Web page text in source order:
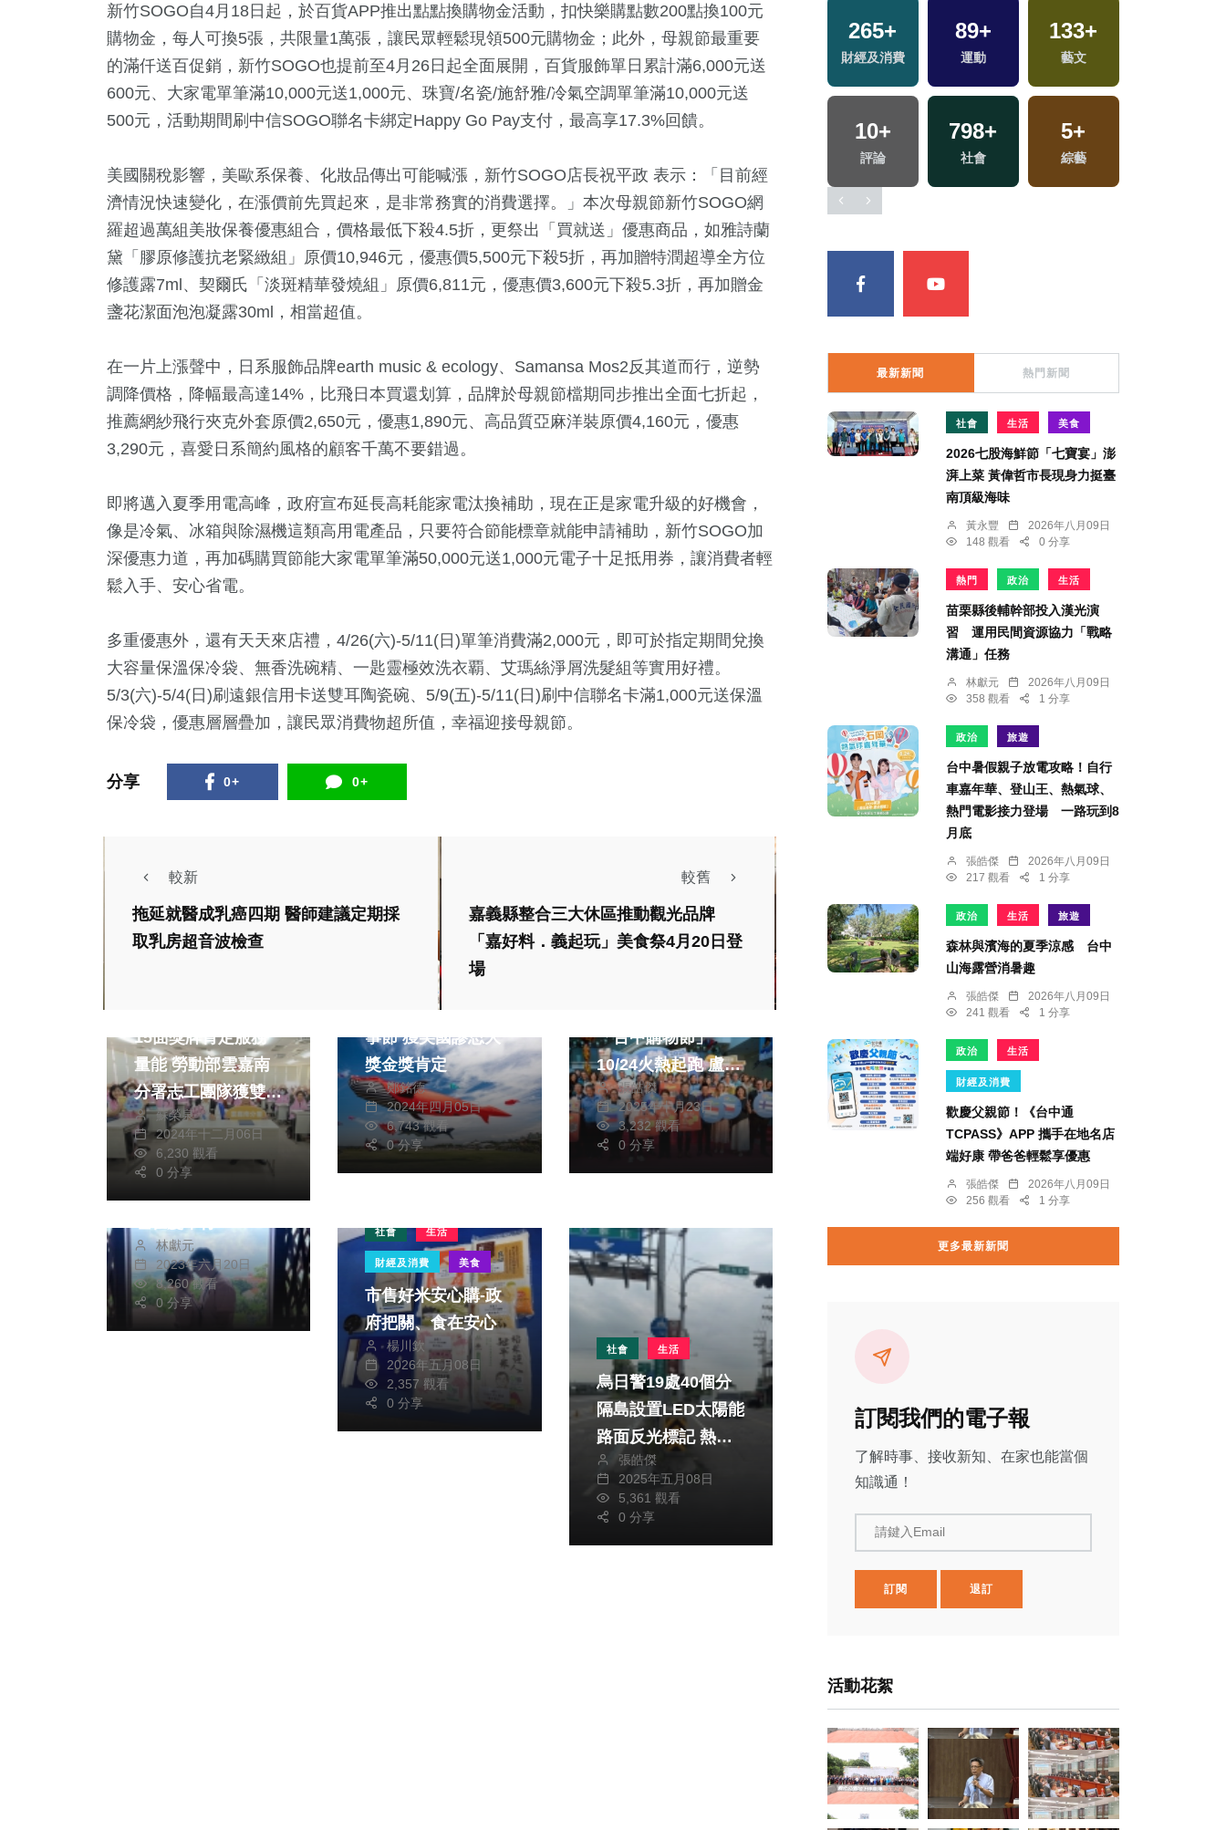
新竹SOGO自4月18日起，於百貨APP推出點點換購物金活動，扣快樂購點數200點換100元
購物金，每人可換5張，共限量1萬張，讓民眾輕鬆現領500元購物金；此外，母親節最重要
的滿仟送百促銷，新竹SOGO也提前至4月26日起全面展開，百貨服飾單日累計滿6,000元送
600元、大家電單筆滿10,000元送1,000元、珠寶/名瓷/施舒雅/冷氣空調單筆滿10,000元送
500元，活動期間刷中信SOGO聯名卡綁定Happy Go Pay支付，最高享17.3%回饋。
美國關稅影響，美歐系保養、化妝品傳出可能喊漲，新竹SOGO店長祝平政 表示：「目前經
濟情況快速變化，在漲價前先買起來，是非常務實的消費選擇。」本次母親節新竹SOGO網
羅超過萬組美妝保養優惠組合，價格最低下殺4.5折，更祭出「買就送」優惠商品，如雅詩蘭
黛「膠原修護抗老緊緻組」原價10,946元，優惠價5,500元下殺5折，再加贈特潤超導全方位
修護露7ml、契爾氏「淡斑精華發燒組」原價6,811元，優惠價3,600元下殺5.3折，再加贈金
盞花潔面泡泡凝露30ml，相當超值。
在一片上漲聲中，日系服飾品牌earth music & ecology、Samansa Mos2反其道而行，逆勢
調降價格，降幅最高達14%，比飛日本買還划算，品牌於母親節檔期同步推出全面七折起，
推薦網紗飛行夾克外套原價2,650元，優惠1,890元、高品質亞麻洋裝原價4,160元，優惠
3,290元，喜愛日系簡約風格的顧客千萬不要錯過。
即將邁入夏季用電高峰，政府宣布延長高耗能家電汰換補助，現在正是家電升級的好機會，
像是冷氣、冰箱與除濕機這類高用電產品，只要符合節能標章就能申請補助，新竹SOGO加
深優惠力道，再加碼購買節能大家電單筆滿50,000元送1,000元電子十足抵用券，讓消費者輕
鬆入手、安心省電。
多重優惠外，還有天天來店禮，4/26(六)-5/11(日)單筆消費滿2,000元，即可於指定期間兌換
大容量保溫保冷袋、無香洗碗精、一匙靈極效洗衣覇、艾瑪絲淨屑洗髮組等實用好禮。
5/3(六)-5/4(日)刷遠銀信用卡送雙耳陶瓷碗、5/9(五)-5/11(日)刷中信聯名卡滿1,000元送保溫
保冷袋，優惠層層疊加，讓民眾消費物超所值，幸福迎接母親節。
分享 0+ 0+
較新
拖延就醫成乳癌四期 醫師建議定期採
取乳房超音波檢查
較舊
嘉義縣整合三大休區推動觀光品牌
「嘉好料．義起玩」美食祭4月20日登
場
15面獎牌肯定服務
量能 勞動部雲嘉南
分署志工團隊獲雙部
會表揚
蘇榮泉
2024年十二月06日
6,230 觀看
0 分享
生活
2023新竹市國際風
箏節 獲美國謬思大
獎金獎肯定
鄭銘德
2024年四月05日
6,743 觀看
0 分享
「台中購物節」
10/24火熱起跑 盧秀
燕：向世界展現台中
多元國際魅力
張皓傑
2025年十月23日
3,232 觀看
0 分享
海峽論壇專區
跨越海峡 甜蜜牵手
林獻元
2023年六月20日
8,260 觀看
0 分享
社會 生活
財經及消費 美食
市售好米安心購-政
府把關、食在安心
楊川欽
2026年五月08日
2,357 觀看
0 分享
社會 生活
烏日警19處40個分
隔島設置LED太陽能
路面反光標記 熱心
民力攜手助力 提升
易肇事路口交通安全
張皓傑
2025年五月08日
5,361 觀看
0 分享
+
兩岸佛教文化交
408+
綜合
951+ 1+
化專區
20+
2024立委選戰
0+
兩岸藝苑天地
585+
政治
36+
兩岸
42+ 8+
265+
財經及消費
89+
運動
133+
藝文
10+
評論
798+
社會
5+
綜藝
最新新聞 熱門新聞
社會 生活 美食
2026七股海鮮節「七寶宴」澎
湃上菜 黃偉哲市長現身力挺臺
南頂級海味
黃永豐
2026年八月09日
148 觀看
0 分享
熱門 政治 生活
苗栗縣後輔幹部投入漢光演
習 運用民間資源協力「戰略
溝通」任務
林獻元
2026年八月09日
358 觀看
1 分享
政治 旅遊
台中暑假親子放電攻略！自行
車嘉年華、登山王、熱氣球、
熱門電影接力登場 一路玩到8
月底
張皓傑
2026年八月09日
217 觀看
1 分享
政治 生活 旅遊
森林與濱海的夏季涼感 台中
山海露營消暑趣
張皓傑
2026年八月09日
241 觀看
1 分享
政治 生活
財經及消費
歡慶父親節！《台中通
TCPASS》APP 攜手在地名店
端好康 帶爸爸輕鬆享優惠
張皓傑
2026年八月09日
256 觀看
1 分享
更多最新新聞
訂閱我們的電子報
了解時事、接收新知、在家也能當個
知識通！
請鍵入Email
訂閱 退訂
活動花絮